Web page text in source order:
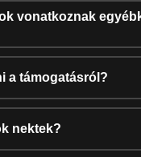
vonatkoznak
a támogatásról?
nektek?